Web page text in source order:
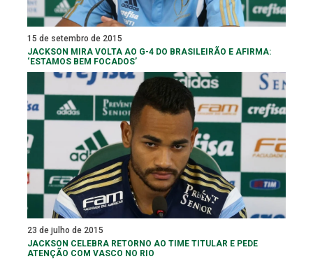
15 de setembro de 2015
JACKSON MIRA VOLTA AO G-4 DO BRASILEIRÃO E AFIRMA:
‘ESTAMOS BEM FOCADOS’
23 de julho de 2015
JACKSON CELEBRA RETORNO AO TIME TITULAR E PEDE
ATENÇÃO COM VASCO NO RIO